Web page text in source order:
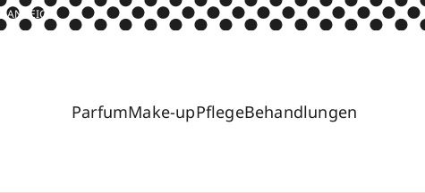
ANZEIGE
ParfumMake-upPflegeBehandlungen